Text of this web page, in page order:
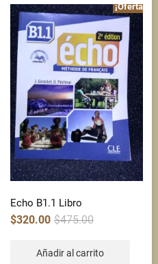
¡Oferta!
Echo B1.1 Libro
$475.00Original
$320.00
Current
Añadir al carrito